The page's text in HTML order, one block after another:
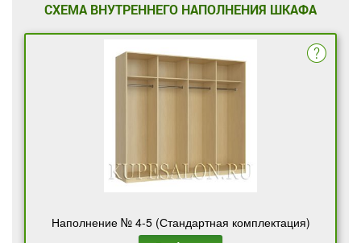
СХЕМА ВНУТРЕННЕГО НАПОЛНЕНИЯ ШКАФА
Наполнение № 4-5 (Стандартная комплектация)